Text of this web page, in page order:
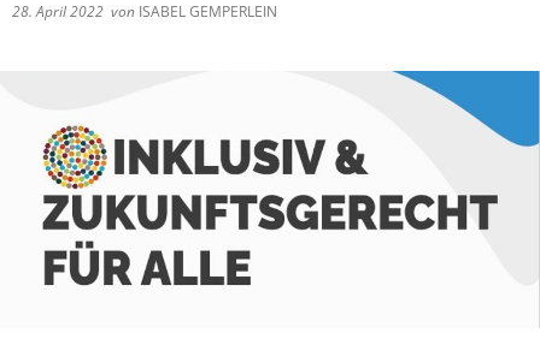
28. April 2022 von ISABEL GEMPERLEIN